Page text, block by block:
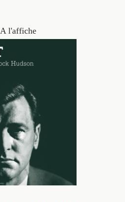
A l'affiche